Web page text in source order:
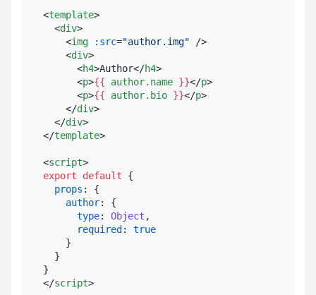
<template>
<div>
<img :src="author.img" />
<div>
<h4>Author</h4>
<p>{{ author.name }}</p>
<p>{{ author.bio }}</p>
</div>
</div>
</template>
<script>
export
default {
props : {
author: {
type: Object ,
required : true
    }
  }
</script>